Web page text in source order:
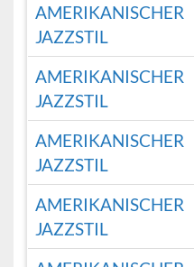
AMERIKANISCHER
JAZZSTIL
AMERIKANISCHER
JAZZSTIL
AMERIKANISCHER
JAZZSTIL
AMERIKANISCHER
JAZZSTIL